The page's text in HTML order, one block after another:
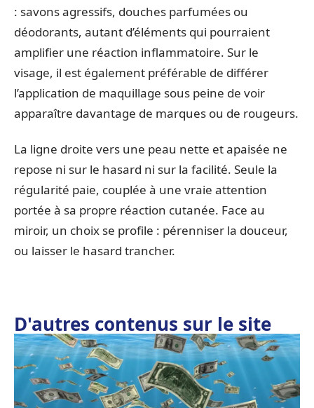
: savons agressifs, douches parfumées ou
déodorants, autant d’éléments qui pourraient
amplifier une réaction inflammatoire. Sur le
visage, il est également préférable de différer
l’application de maquillage sous peine de voir
apparaître davantage de marques ou de rougeurs.
La ligne droite vers une peau nette et apaisée ne
repose ni sur le hasard ni sur la facilité. Seule la
régularité paie, couplée à une vraie attention
portée à sa propre réaction cutanée. Face au
miroir, un choix se profile : pérenniser la douceur,
ou laisser le hasard trancher.
D'autres contenus sur le site